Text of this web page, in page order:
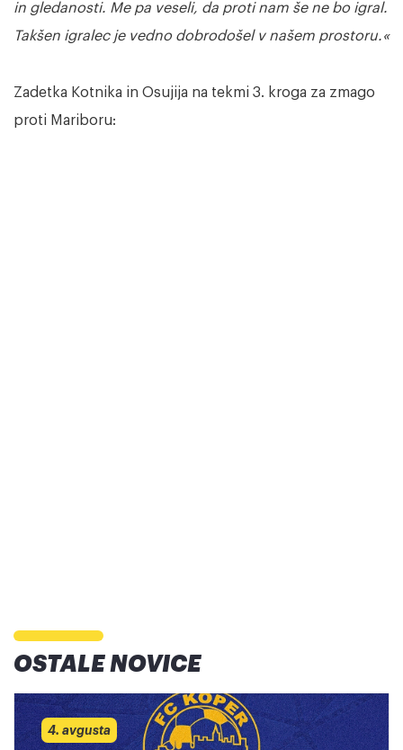
in gledanosti. Me pa veseli, da proti nam še ne bo igral.
Takšen igralec je vedno dobrodošel v našem prostoru.«
Zadetka Kotnika in Osujija na tekmi 3. kroga za zmago
proti Mariboru:
OSTALE NOVICE
4. avgusta